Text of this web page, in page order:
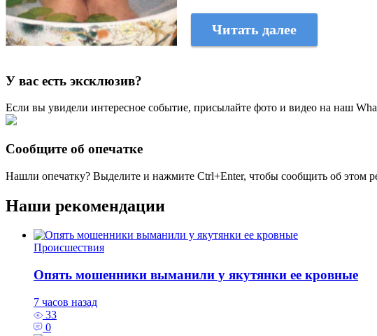
Читать далее
У вас есть эксклюзив?
Если вы увидели интересное событие, присылайте фото и видео на наш
Сообщите об опечатке
Нашли опечатку? Выделите и нажмите Ctrl+Enter, чтобы сообщить об этом
Наши рекомендации
Происшествия
Опять мошенники выманили у якутянки ее кровные
7 часов назад
33
0